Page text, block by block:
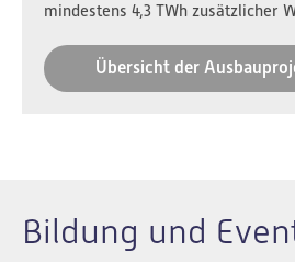
mindestens 4,3 TWh zusätzlicher
Übersicht der
Bildung und